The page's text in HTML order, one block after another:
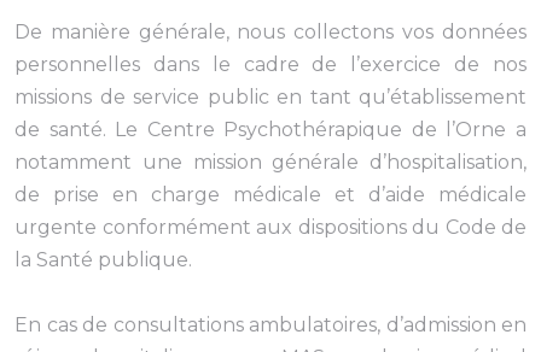
De manière générale, nous collectons vos données
personnelles dans le cadre de l’exercice de nos
missions de service public en tant qu’établissement
de santé. Le Centre Psychothérapique de l’Orne a
notamment une mission générale d’hospitalisation,
de prise en charge médicale et d’aide médicale
urgente conformément aux dispositions du Code de
la Santé publique.
En cas de consultations ambulatoires, d’admission en